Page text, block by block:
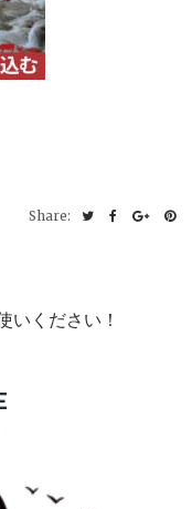
Share:
いください！